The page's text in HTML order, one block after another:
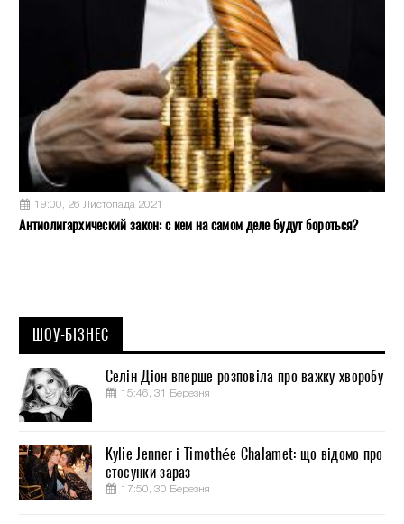
19:00, 26 Листопада 2021
Антиолигархический закон: с кем на самом деле будут бороться?
ШОУ-БІЗНЕС
Селін Діон вперше розповіла про важку хворобу
15:46, 31 Березня
Kylie Jenner і Timothée Chalamet: що відомо про
стосунки зараз
17:50, 30 Березня